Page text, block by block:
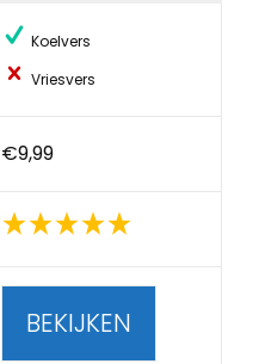
Koelvers
Vriesvers
€9,99
BEKIJKEN